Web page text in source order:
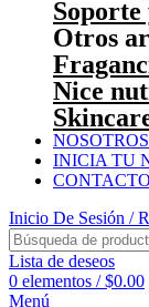
Otros
Nice
NOSOTROS
INICIA TU
CONTACTO
Inicio De Sesión /
Lista de deseos
0 elementos / $0.00
Menú